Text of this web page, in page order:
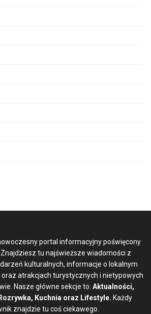
portal informacyjny poświęcony
tu najświeższe wiadomości z
kulturalnych, informacje o lokalnym
atrakcjach turystycznych i nietypowych
Nasze główne sekcje to: Aktualności,
Kuchnia oraz Lifestyle. Każdy
znajdzie tu coś ciekawego.